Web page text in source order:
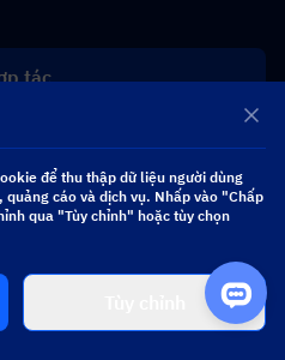
tác
PTE.LTD. All Rights Reserved.
để thu thập dữ liệu người dùng
cáo và dịch vụ. Nhấp vào "Chấp
qua "Tùy chỉnh" hoặc tùy chọn